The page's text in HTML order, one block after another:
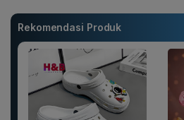
Rekomendasi Produk